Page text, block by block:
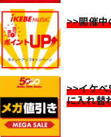
>>開催中
>>イケベ
に入れ替